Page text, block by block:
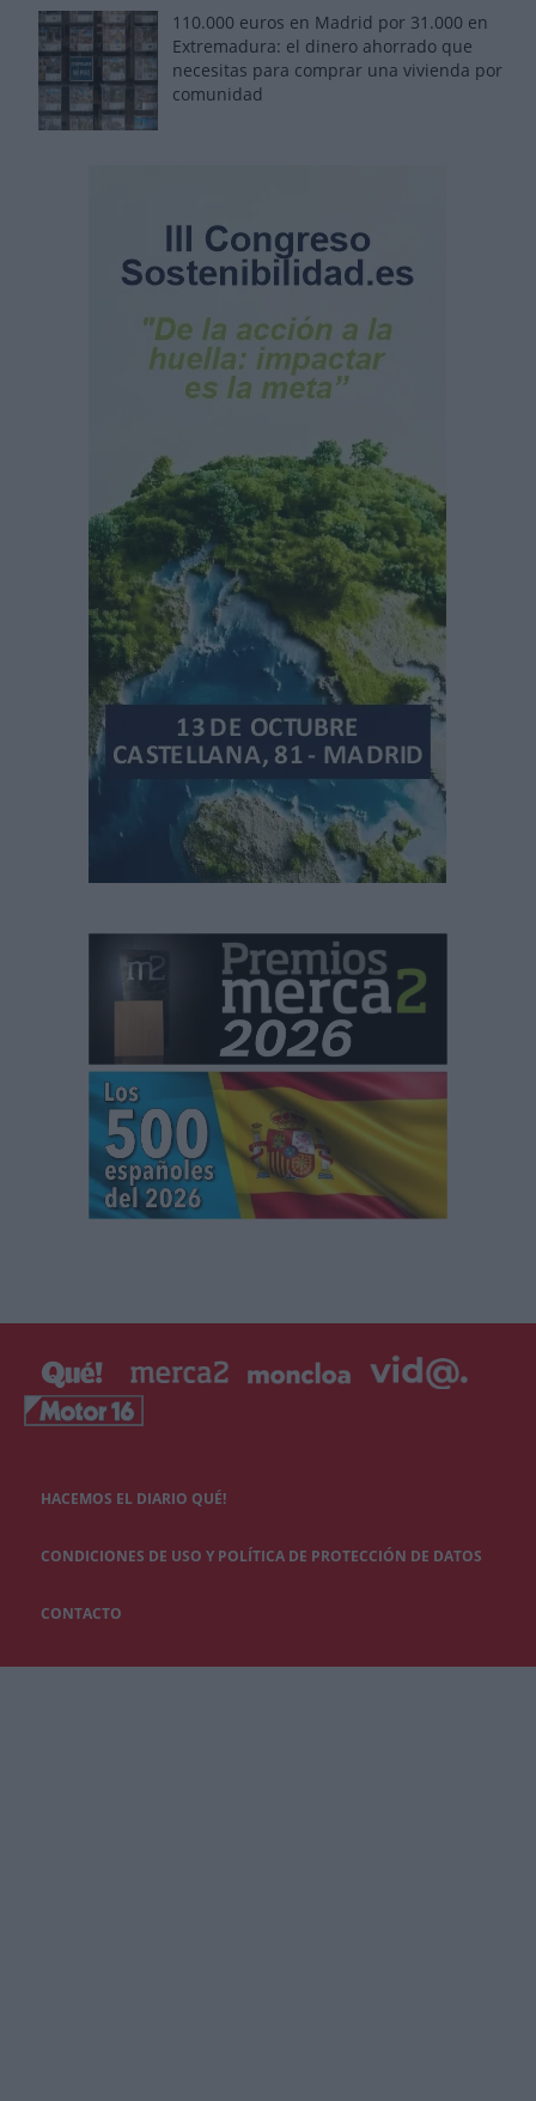
110.000 euros en Madrid por 31.000 en
Extremadura: el dinero ahorrado que
necesitas para comprar una vivienda por
comunidad
HACEMOS EL DIARIO QUÉ!
CONDICIONES DE USO Y POLÍTICA DE PROTECCIÓN DE DATOS
CONTACTO